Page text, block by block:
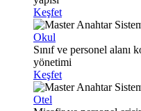
Keşfet
Okul
Sınıf ve personel alanı
yönetimi
Keşfet
Otel